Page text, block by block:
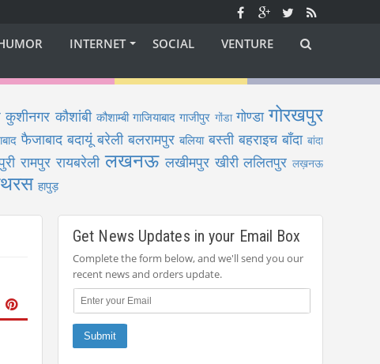
INTERNET SOCIAL VENTURE
कुशीनगर कौशांबी कौशाम्बी गाजियाबाद गाजीपुर गोंडा गोण्डा गोरखपुर
फैजाबाद बदायूं बरेली बलरामपुर बलिया बस्ती बहराइच बाँदा बांदा
रामपुर रायबरेली लखनऊ लखीमपुर खीरी ललितपुर लख़नऊ
हापुड़
Get News Updates in your Email Box
Complete the form below, and we'll send you our
recent news and orders update.